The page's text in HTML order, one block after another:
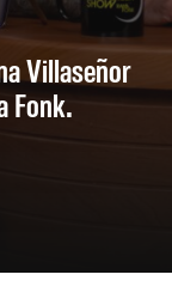
Villaseñor
Fonk.